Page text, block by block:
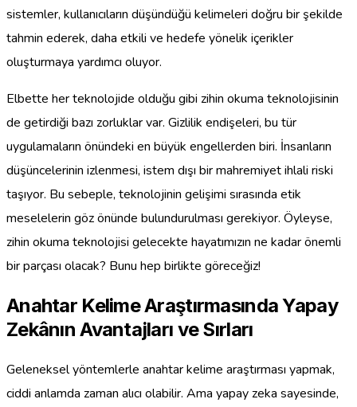
sistemler, kullanıcıların düşündüğü kelimeleri doğru bir şekilde
tahmin ederek, daha etkili ve hedefe yönelik içerikler
oluşturmaya yardımcı oluyor.
Elbette her teknolojide olduğu gibi zihin okuma teknolojisinin
de getirdiği bazı zorluklar var. Gizlilik endişeleri, bu tür
uygulamaların önündeki en büyük engellerden biri. İnsanların
düşüncelerinin izlenmesi, istem dışı bir mahremiyet ihlali riski
taşıyor. Bu sebeple, teknolojinin gelişimi sırasında etik
meselelerin göz önünde bulundurulması gerekiyor. Öyleyse,
zihin okuma teknolojisi gelecekte hayatımızın ne kadar önemli
bir parçası olacak? Bunu hep birlikte göreceğiz!
Anahtar Kelime Araştırmasında Yapay
Zekânın Avantajları ve Sırları
Geleneksel yöntemlerle anahtar kelime araştırması yapmak,
ciddi anlamda zaman alıcı olabilir. Ama yapay zeka sayesinde,